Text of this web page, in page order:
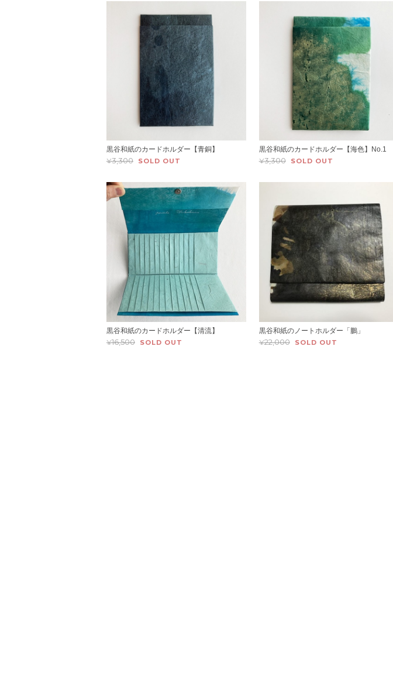
黒谷和紙のカードホルダー【青銅】
¥3,300 SOLD OUT
黒谷和紙のカードホルダー【海色】No.1
¥3,300 SOLD OUT
黒谷和紙のカードホルダー【清流】
¥16,500 SOLD OUT
黒谷和紙のノートホルダー「鵬」
¥22,000 SOLD OUT